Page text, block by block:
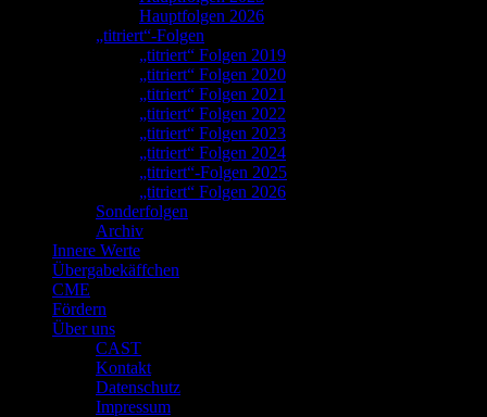
Hauptfolgen 2026
„titriert“-Folgen
„titriert“ Folgen 2019
„titriert“ Folgen 2020
„titriert“ Folgen 2021
„titriert“ Folgen 2022
„titriert“ Folgen 2023
„titriert“ Folgen 2024
„titriert“-Folgen 2025
„titriert“ Folgen 2026
Sonderfolgen
Archiv
Innere Werte
Übergabekäffchen
CME
Fördern
Über uns
CAST
Kontakt
Datenschutz
Impressum